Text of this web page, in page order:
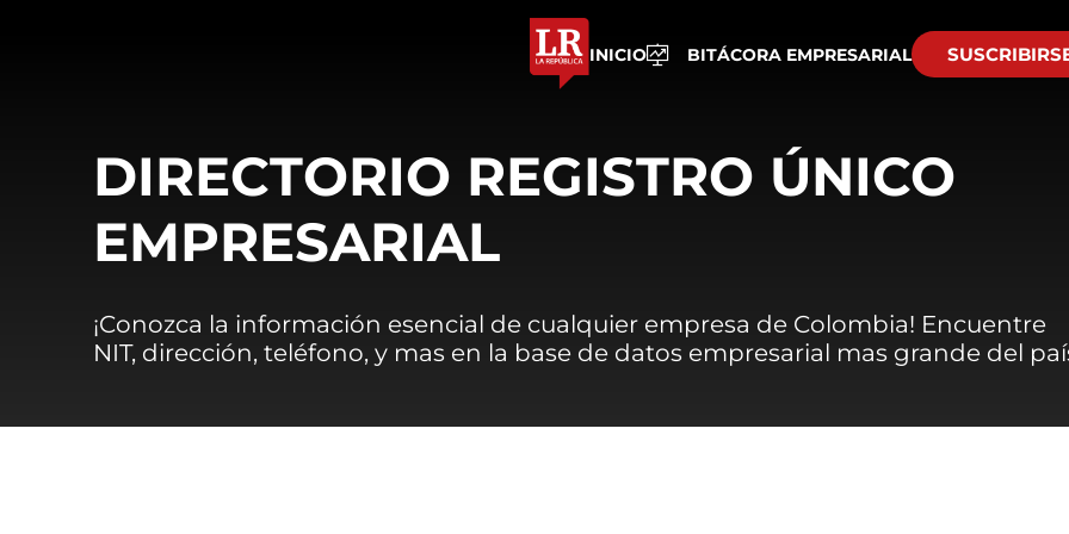
INICIO BITÁCORA EMPRESARIAL
DIRECTORIO REGISTRO ÚNICO
EMPRESARIAL
¡Conozca la información esencial de cualquier empresa de Colombia! Encuentre
NIT, dirección, teléfono, y mas en la base de datos empresarial mas grande del